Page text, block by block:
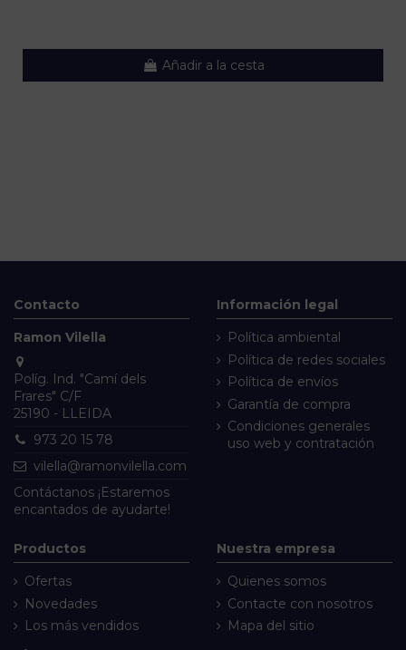
Añadir a la cesta
Contacto
Ramon Vilella
Políg. Ind. "Camí dels
Frares" C/F
25190 - LLEIDA
973 20 15 78
vilella@ramonvilella.com
Contáctanos ¡Estaremos
encantados de ayudarte!
Información legal
Política ambiental
Política de redes sociales
Política de envíos
Garantía de compra
Condiciones generales
uso web y contratación
Productos
Ofertas
Novedades
Los más vendidos
Nuestra empresa
Quienes somos
Contacte con nosotros
Mapa del sitio